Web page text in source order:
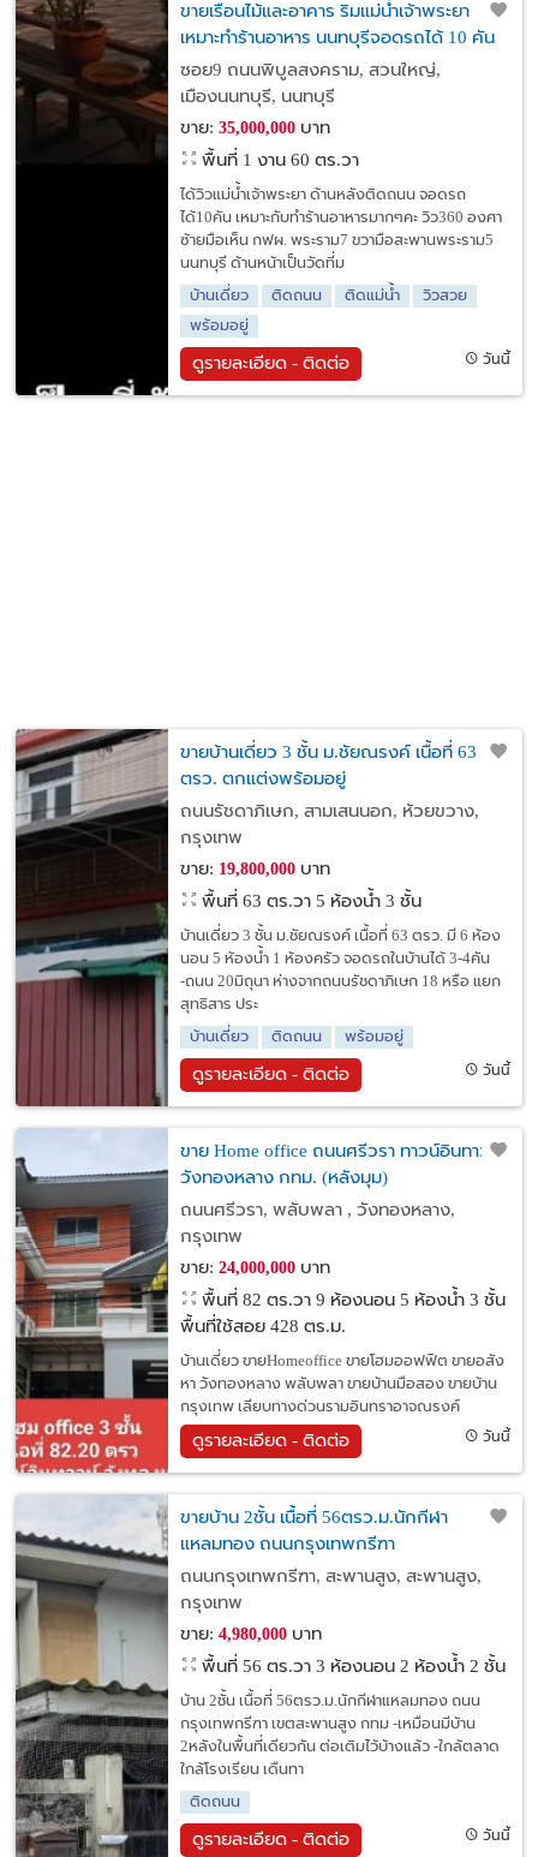
ขายเรือนไม้และอาคาร ริมแม่น้ำเจ้าพระยา
เหมาะทำร้านอาหาร นนทบุรีจอดรถได้ 10 คัน
ซอย9 ถนนพิบูลสงคราม, สวนใหญ่,
เมืองนนทบุรี, นนทบุรี
ขาย: 35,000,000บาท
พื้นที่ 1 งาน 60 ตร.วา
ได้วิวแม่น้ำเจ้าพระยา ด้านหลังติดถนน จอดรถ
ได้10คัน เหมาะกับทำร้านอาหารมากๆคะ วิว360 องศา
ซ้ายมือเห็น กฟผ. พระราม7 ขวามือสะพานพระราม5
นนทบุรี ด้านหน้าเป็นวัดที่ม
บ้านเดี่ยว
ติดถนน ติดแม่น้ำ
วิวสวย
พร้อมอยู่
ดูรายละเอียด - ติดต่อ วันนี้
ขายบ้านเดี่ยว 3 ชั้น ม.ชัยณรงค์ เนื้อที่ 63
ตรว. ตกแต่งพร้อมอยู่
ถนนรัชดาภิเษก, สามเสนนอก, ห้วยขวาง,
กรุงเทพ
ขาย: 19,800,000บาท
พื้นที่ 63 ตร.วา 5 ห้องน้ำ 3 ชั้น
บ้านเดี่ยว 3 ชั้น ม.ชัยณรงค์ เนื้อที่ 63 ตรว. มี 6 ห้อง
นอน 5 ห้องน้ำ 1 ห้องครัว จอดรถในบ้านได้ 3-4คัน
-ถนน 20มิถุนา ห่างจากถนนรัชดาภิเษก 18 หรือ แยก
สุทธิสาร ประ
บ้านเดี่ยว
ติดถนน พร้อมอยู่
ดูรายละเอียด - ติดต่อ วันนี้
ขาย Home office ถนนศรีวรา ทาวน์อินทาวน์
วังทองหลาง กทม. (หลังมุม)
ถนนศรีวรา, พลับพลา , วังทองหลาง,
กรุงเทพ
ขาย: 24,000,000บาท
พื้นที่ 82 ตร.วา 9 ห้องนอน 5 ห้องน้ำ 3 ชั้น
พื้นที่ใช้สอย 428 ตร.ม.
บ้านเดี่ยว ขายHomeoffice ขายโฮมออฟฟิต ขายอสัง
หา วังทองหลาง พลับพลา ขายบ้านมือสอง ขายบ้าน
กรุงเทพ เลียบทางด่วนรามอินทราอาจณรงค์
ดูรายละเอียด - ติดต่อ วันนี้
ขายบ้าน 2ชั้น เนื้อที่ 56ตรว.ม.นักกีฬา
แหลมทอง ถนนกรุงเทพกรีฑา
ถนนกรุงเทพกรีฑา, สะพานสูง, สะพานสูง,
กรุงเทพ
ขาย: 4,980,000บาท
พื้นที่ 56 ตร.วา 3 ห้องนอน 2 ห้องน้ำ 2 ชั้น
บ้าน 2ชั้น เนื้อที่ 56ตรว.ม.นักกีฬาแหลมทอง ถนน
กรุงเทพกรีฑา เขตสะพานสูง กทม -เหมือนมีบ้าน
2หลังในพื้นที่เดียวกัน ต่อเติมไว้บ้างแล้ว -ใกล้ตลาด
ใกล้โรงเรียน เดืนทา
ติดถนน
ดูรายละเอียด - ติดต่อ วันนี้